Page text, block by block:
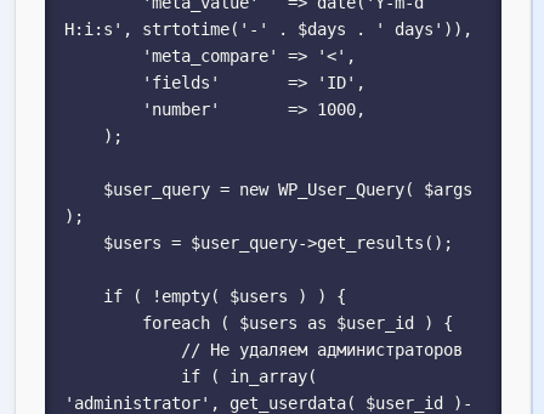
H:i:s', strtotime('-' . $days . ' days')),
);
'administrator', get_userdata( $user_id )-